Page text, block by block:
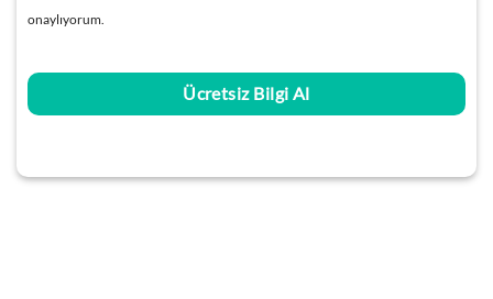
onaylıyorum.
Ücretsiz Bilgi Al